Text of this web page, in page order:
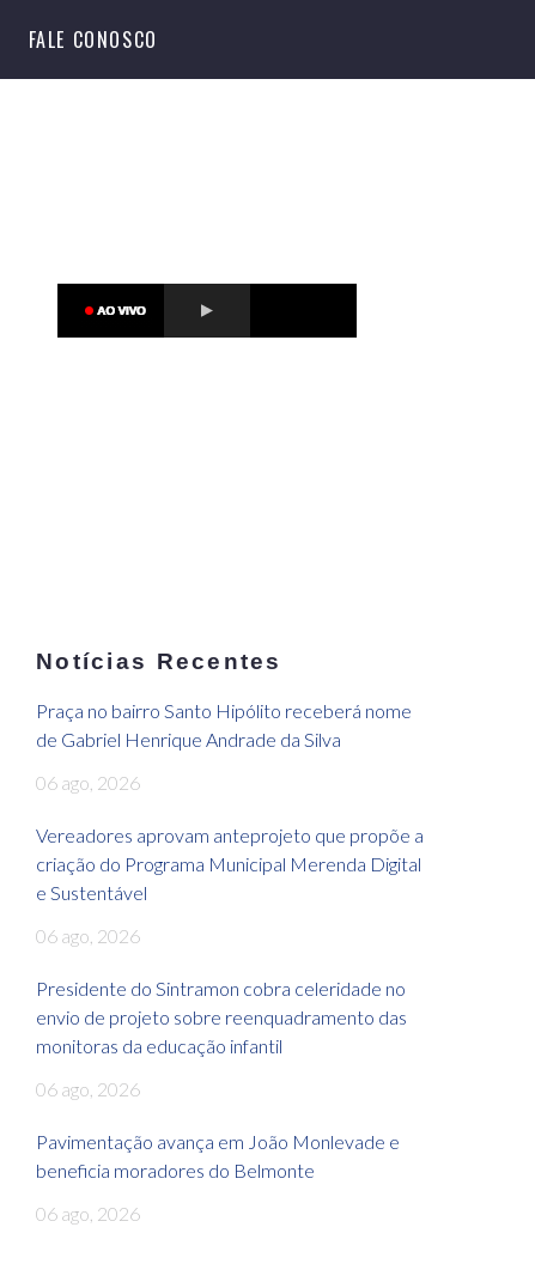
FALE CONOSCO
Notícias Recentes
Praça no bairro Santo Hipólito receberá nome
de Gabriel Henrique Andrade da Silva
06 ago, 2026
Vereadores aprovam anteprojeto que propõe a
criação do Programa Municipal Merenda Digital
e Sustentável
06 ago, 2026
Presidente do Sintramon cobra celeridade no
envio de projeto sobre reenquadramento das
monitoras da educação infantil
06 ago, 2026
Pavimentação avança em João Monlevade e
beneficia moradores do Belmonte
06 ago, 2026